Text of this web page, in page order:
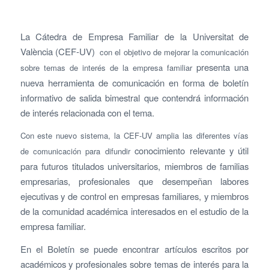
La Cátedra de Empresa Familiar de la Universitat de
València (CEF-UV) con el objetivo de mejorar la comunicación
sobre temas de interés de la empresa familiarpresenta una
nueva herramienta de comunicación en forma de boletín
informativo de salida bimestral que contendrá información
de interés relacionada con el tema.
Con este nuevo sistema, la CEF-UV amplia las diferentes vías
de comunicación para difundirconocimiento relevante y útil
para futuros titulados universitarios, miembros de familias
empresarias, profesionales que desempeñan labores
ejecutivas y de control en empresas familiares, y miembros
de la comunidad académica interesados en el estudio de la
empresa familiar.
En el Boletín se puede encontrar artículos escritos por
académicos y profesionales sobre temas de interés para la